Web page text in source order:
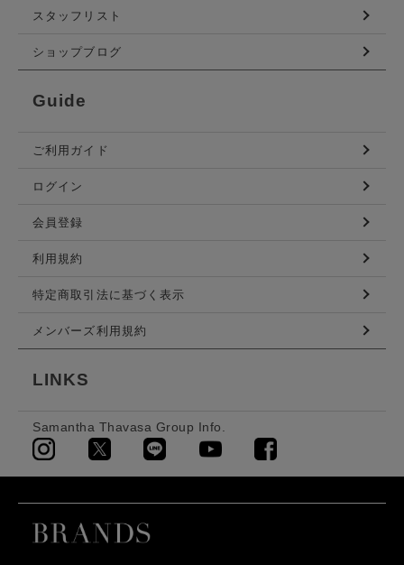
スタッフリスト
ショップブログ
Guide
ご利用ガイド
ログイン
会員登録
利用規約
特定商取引法に基づく表示
メンバーズ利用規約
LINKS
Samantha Thavasa Group Info.